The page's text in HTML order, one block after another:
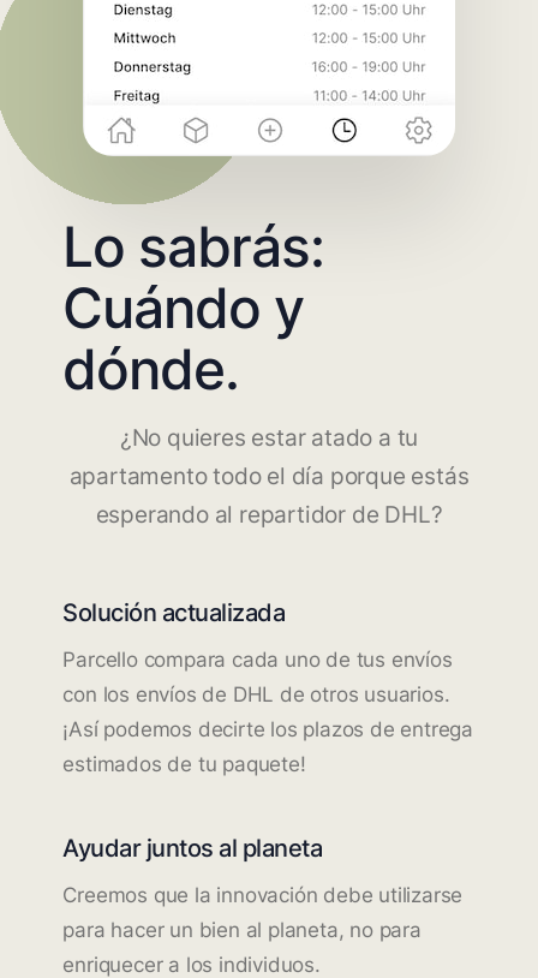
Lo sabrás:
Cuándo y
dónde.
¿No quieres estar atado a tu
apartamento todo el día porque estás
esperando al repartidor de DHL?
Solución actualizada
Parcello compara cada uno de tus envíos
con los envíos de DHL de otros usuarios.
¡Así podemos decirte los plazos de entrega
estimados de tu paquete!
Ayudar juntos al planeta
Creemos que la innovación debe utilizarse
para hacer un bien al planeta, no para
enriquecer a los individuos.